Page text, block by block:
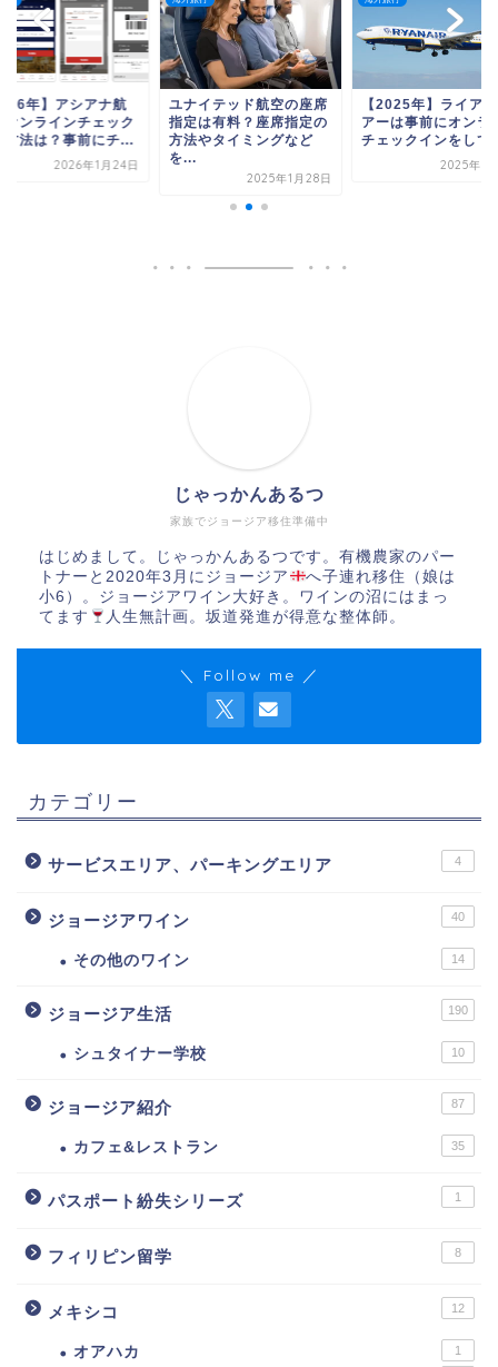
年】アシアナ航
オンラインチェック
方法は？事前にチ...
2026年1月24日
ユナイテッド航空の座席
指定は有料？座席指定の
方法やタイミングなど
を...
2025年1月28日
【2025年】ライア
アーは事前にオンラ
チェックインをして
2025年1
家族でジョージア移住準備中
じゃっかんあるつ
はじめまして。じゃっかんあるつです。有機農家のパー
トナーと2020年3月にジョージア
へ子連れ移住（娘は
小6）。ジョージアワイン大好き。ワインの沼にはまっ
てます
人生無計画。坂道発進が得意な整体師。
＼ Follow me ／
カテゴリー
サービスエリア、パーキングエリア 4
ジョージアワイン 40
その他のワイン 14
ジョージア生活 190
シュタイナー学校 10
ジョージア紹介 87
カフェ&レストラン 35
パスポート紛失シリーズ 1
フィリピン留学 8
メキシコ 12
オアハカ 1